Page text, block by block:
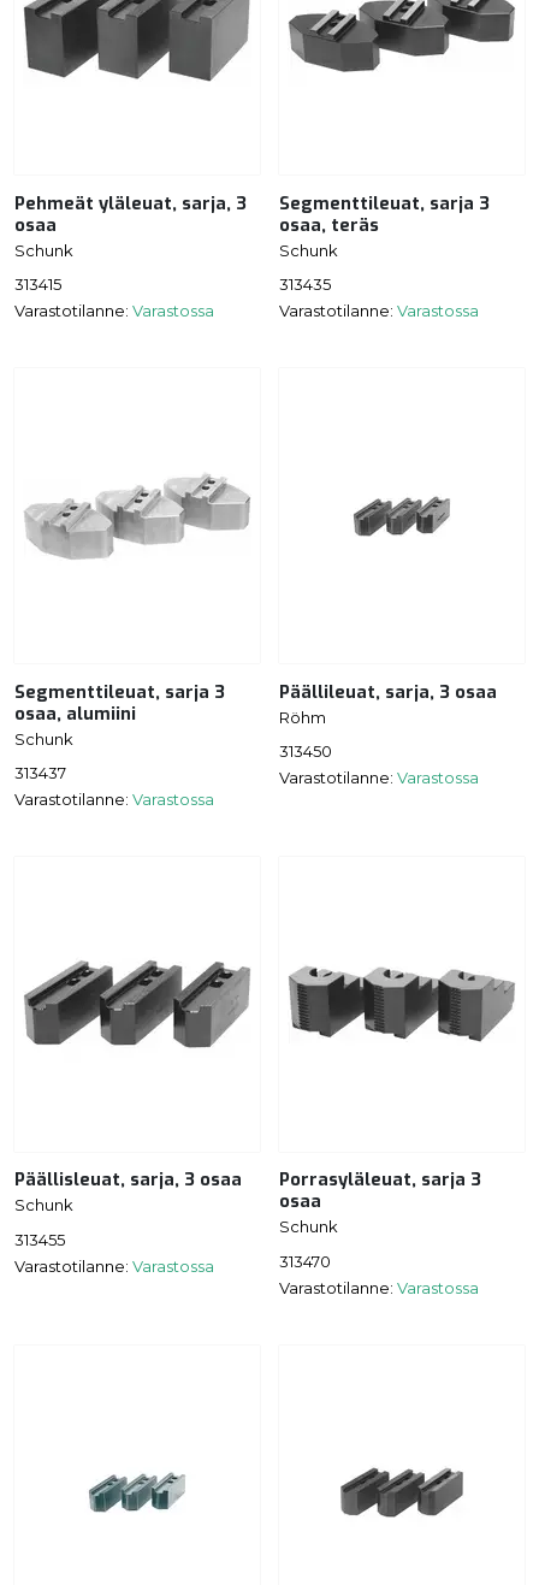
Pehmeät yläleuat, sarja, 3
osaa
Schunk
313415
Varastotilanne: Varastossa
Segmenttileuat, sarja 3
osaa, teräs
Schunk
313435
Varastotilanne: Varastossa
Segmenttileuat, sarja 3
osaa, alumiini
Schunk
313437
Varastotilanne: Varastossa
Päällileuat, sarja, 3 osaa
Röhm
313450
Varastotilanne: Varastossa
Päällisleuat, sarja, 3 osaa
Schunk
313455
Varastotilanne: Varastossa
Porrasyläleuat, sarja 3
osaa
Schunk
313470
Varastotilanne: Varastossa